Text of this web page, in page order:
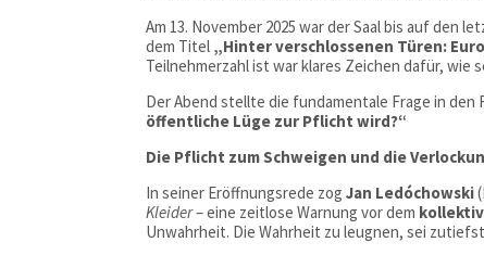
Am 13. November 2025 war der Saal bis auf
dem Titel „Hinter verschlossenen Türen:
Teilnehmerzahl ist war klares Zeichen dafür, wie
Der Abend stellte die fundamentale Frage in den
öffentliche Lüge zur Pflicht wird?“
Die Pflicht zum Schweigen und die
In seiner Eröffnungsrede zogJan Ledóchowski
Kleider– eine zeitlose Warnung vor dem
Unwahrheit. Die Wahrheit zu leugnen, sei